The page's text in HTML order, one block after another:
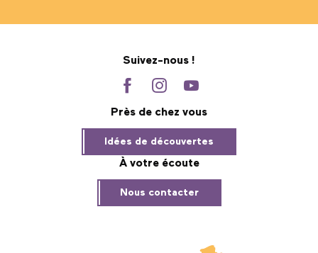
Suivez-nous !
Près de chez vous
Idées de découvertes
À votre écoute
Nous contacter